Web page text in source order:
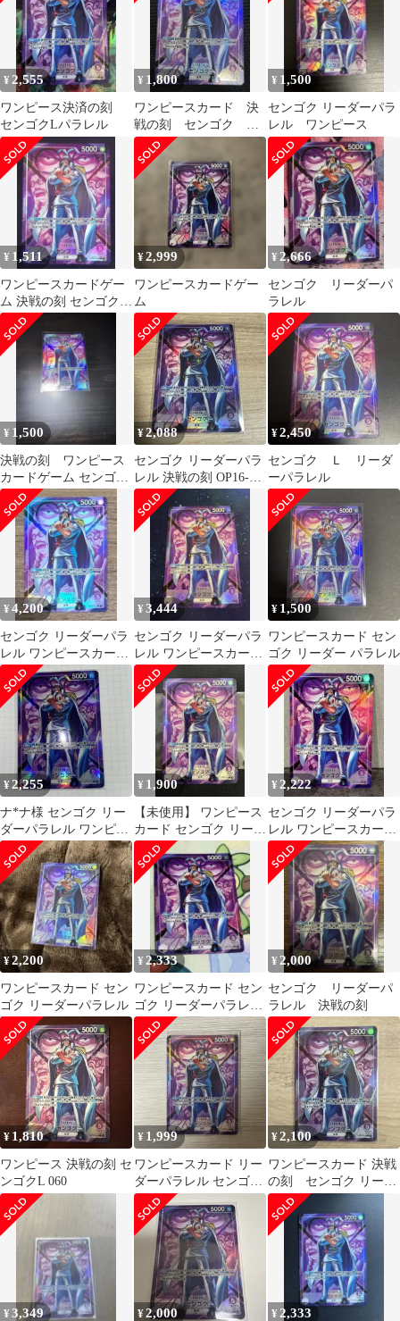
¥2,555
ワンピース決済の刻
センゴクLパラレル
¥ 1,800
ワンピースカード 決
戦の刻 センゴク リ
ーダーパラレル
¥ 1,500
センゴク リーダーパラ
レル ワンピース
¥ 1,511
ワンピースカードゲー
ム 決戦の刻 センゴク
リーダーパラレル
OP16-060
¥2,999
ワンピースカードゲー
ム
¥ 2,666
センゴク リーダーパ
ラレル
¥ 1,500
決戦の刻 ワンピース
カードゲーム センゴク
リーダーパラレル
¥2,088
センゴク リーダーパラ
レル 決戦の刻 OP16-
060 ワンピースカード
¥2,450
センゴク Ｌ リーダ
ーパラレル
¥4,200
センゴク リーダーパラ
レル ワンピースカード
ゲーム 決戦の刻
¥3,444
センゴク リーダーパラ
レル ワンピースカード
ゲーム 決戦の刻
¥ 1,500
ワンピースカード セン
ゴク リーダー パラレル
¥2,255
ナ*ナ様 センゴク リー
ダーパラレル ワンピー
スカードゲーム 決戦の
刻
¥ 1,900
【未使用】 ワンピース
カード センゴク リーダ
ーパラレル 決戦の刻
¥ 2,222
センゴク リーダーパラ
レル ワンピースカード
ゲーム 決戦の刻
¥2,200
ワンピースカード セン
ゴク リーダーパラレル
¥2,333
ワンピースカード セン
ゴク リーダーパラレル
OP16-060
¥2,000
センゴク リーダーパ
ラレル 決戦の刻
¥ 1,810
ワンピース 決戦の刻 セ
ンゴクL 060
¥ 1,999
ワンピースカード リー
ダーパラレル センゴク
OP16-060
¥2,100
ワンピースカード 決戦
の刻 センゴク リーダ
ーパラレル OP16-060
¥3,349 ¥2,000 ¥ 2,333